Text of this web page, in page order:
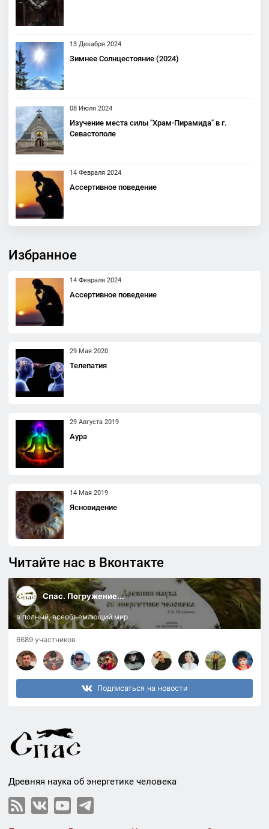
13 Декабря 2024
Зимнее Солнцестояние (2024)
08 Июля 2024
Изучение места силы "Храм-Пирамида" в г.
Севастополе
14 Февраля 2024
Ассертивное поведение
Избранное
14 Февраля 2024
Ассертивное поведение
29 Мая 2020
Телепатия
29 Августа 2019
Аура
14 Мая 2019
Ясновидение
Читайте нас в Вконтакте
Спас. Погружение...
в полный, всеобъемлющий мир
6689 участников
Подписаться на новости
Древняя наука об энергетике человека